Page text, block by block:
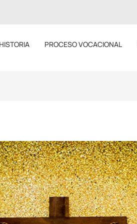
HISTORIA PROCESO VOCACIONAL